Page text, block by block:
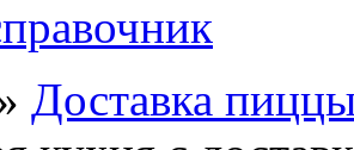
Доставка